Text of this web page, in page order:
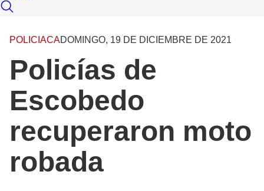
POLICIACADOMINGO, 19 DE DICIEMBRE DE 2021
Policías de
Escobedo
recuperaron moto
robada